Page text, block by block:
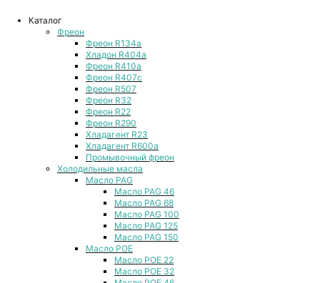
Каталог
Фреон
Фреон R134a
Хладон R404a
Фреон R410a
Фреон R407с
Фреон R507
Фреон R32
Фреон R22
Фреон R290
Хладагент R23
Хладагент R600a
Промывочный фреон
Холодильные масла
Масло PAG
Масло PAG 46
Масло PAG 68
Масло PAG 100
Масло PAG 125
Масло PAG 150
Масло POE
Масло POE 22
Масло POE 32